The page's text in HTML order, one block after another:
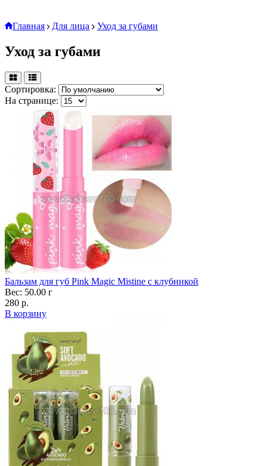
Главная Для лица Уход за губами
Уход за губами
Сортировка:
На странице:
Бальзам для губ Pink Magic Mistine с клубникой
Вес: 50.00 г
280 р.
В корзину